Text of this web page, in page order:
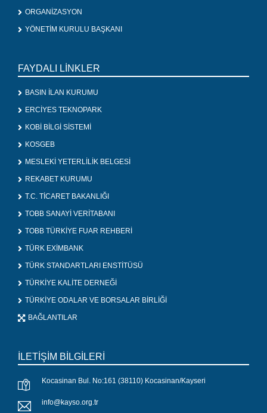
ORGANİZASYON
YÖNETİM KURULU BAŞKANI
FAYDALI LİNKLER
BASIN İLAN KURUMU
ERCİYES TEKNOPARK
KOBİ BİLGİ SİSTEMİ
KOSGEB
MESLEKİ YETERLİLİK BELGESİ
REKABET KURUMU
T.C. TİCARET BAKANLIĞI
TOBB SANAYİ VERİTABANI
TOBB TÜRKİYE FUAR REHBERİ
TÜRK EXİMBANK
TÜRK STANDARTLARI ENSTİTÜSÜ
TÜRKİYE KALİTE DERNEĞİ
TÜRKİYE ODALAR VE BORSALAR BİRLİĞİ
BAĞLANTILAR
İLETİŞİM BİLGİLERİ
Kocasinan Bul. No:161 (38110) Kocasinan/Kayseri
info@kayso.org.tr